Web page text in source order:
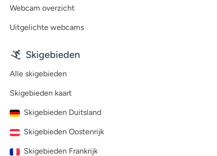
Webcam overzicht
Uitgelichte webcams
Skigebieden
Alle skigebieden
Skigebieden kaart
Skigebieden Duitsland
Skigebieden Oostenrijk
Skigebieden Frankrijk